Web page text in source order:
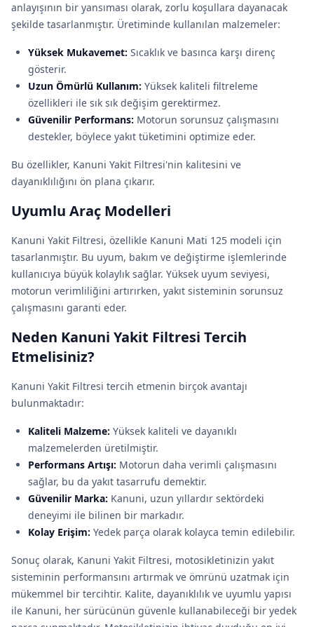
anlayışının bir yansıması olarak, zorlu koşullara dayanacak
şekilde tasarlanmıştır. Üretiminde kullanılan malzemeler:
Yüksek Mukavemet: Sıcaklık ve basınca karşı direnç
gösterir.
Uzun Ömürlü Kullanım: Yüksek kaliteli filtreleme
özellikleri ile sık sık değişim gerektirmez.
Güvenilir Performans: Motorun sorunsuz çalışmasını
destekler, böylece yakıt tüketimini optimize eder.
Bu özellikler, Kanuni Yakit Filtresi'nin kalitesini ve
dayanıklılığını ön plana çıkarır.
Uyumlu Araç Modelleri
Kanuni Yakit Filtresi, özellikle Kanuni Mati 125 modeli için
tasarlanmıştır. Bu uyum, bakım ve değiştirme işlemlerinde
kullanıcıya büyük kolaylık sağlar. Yüksek uyum seviyesi,
motorun verimliliğini artırırken, yakıt sisteminin sorunsuz
çalışmasını garanti eder.
Neden Kanuni Yakit Filtresi Tercih
Etmelisiniz?
Kanuni Yakit Filtresi tercih etmenin birçok avantajı
bulunmaktadır:
Kaliteli Malzeme: Yüksek kaliteli ve dayanıklı
malzemelerden üretilmiştir.
Performans Artışı: Motorun daha verimli çalışmasını
sağlar, bu da yakıt tasarrufu demektir.
Güvenilir Marka: Kanuni, uzun yıllardır sektördeki
deneyimi ile bilinen bir markadır.
Kolay Erişim: Yedek parça olarak kolayca temin edilebilir.
Sonuç olarak, Kanuni Yakit Filtresi, motosikletinizin yakıt
sisteminin performansını artırmak ve ömrünü uzatmak için
mükemmel bir tercihtir. Kalite, dayanıklılık ve uyumlu yapısı
ile Kanuni, her sürücünün güvenle kullanabileceği bir yedek